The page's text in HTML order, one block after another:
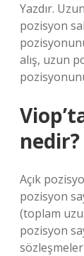
Yazdır.
pozisyon
alış, uzun
nedir?
Açık
pozisyon
(toplam
pozisyon